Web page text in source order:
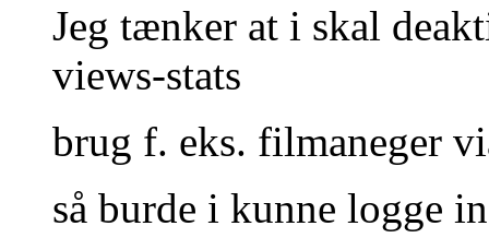
Jeg tænker at i skal
views-stats
brug f. eks. filmaneger
så burde i kunne logge